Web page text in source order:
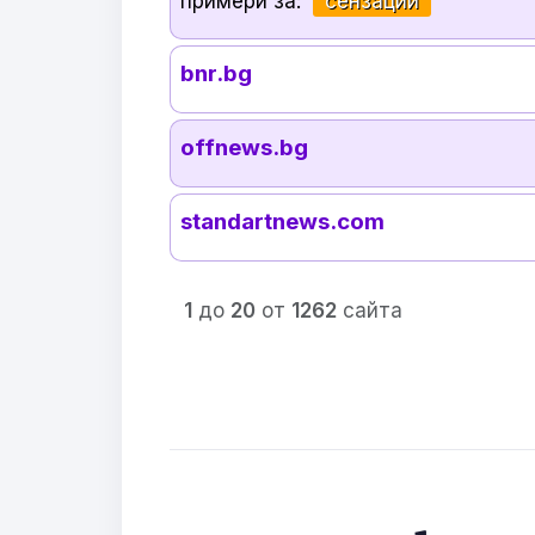
bnr.bg
offnews.bg
standartnews.com
1 до 20 от 1262 сайта